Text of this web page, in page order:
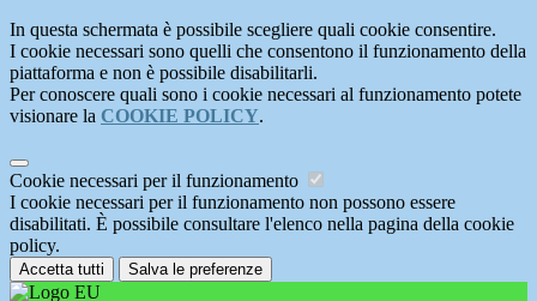
In questa schermata è possibile scegliere quali cookie consentire.
I cookie necessari sono quelli che consentono il funzionamento della
piattaforma e non è possibile disabilitarli.
Per conoscere quali sono i cookie necessari al funzionamento potete
visionare la COOKIE POLICY.
Cookie necessari per il funzionamento
I cookie necessari per il funzionamento non possono essere
disabilitati. È possibile consultare l'elenco nella pagina della cookie
policy.
Accetta tutti Salva le preferenze